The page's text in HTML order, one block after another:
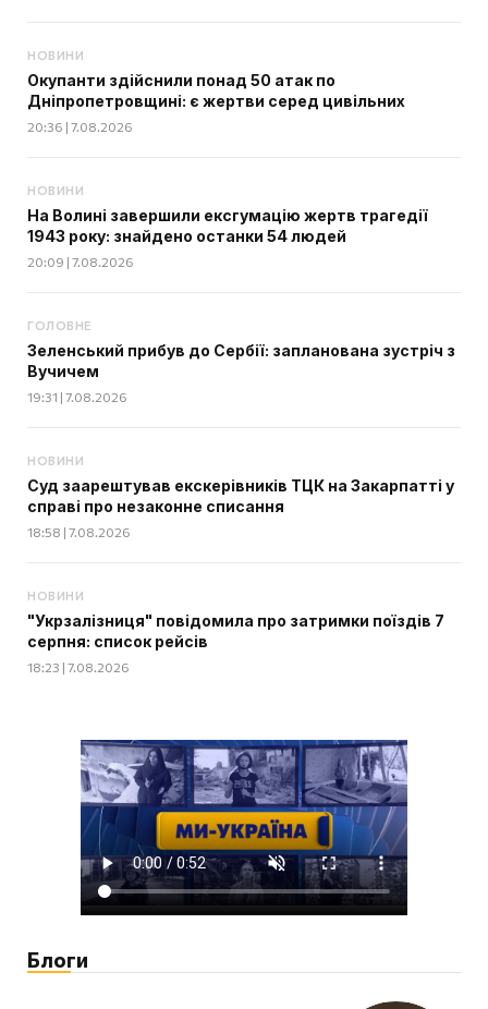
НОВИНИ
Окупанти здійснили понад 50 атак по
Дніпропетровщині: є жертви серед цивільних
20:36 | 7.08.2026
НОВИНИ
На Волині завершили ексгумацію жертв трагедії
1943 року: знайдено останки 54 людей
20:09 | 7.08.2026
ГОЛОВНЕ
Зеленський прибув до Сербії: запланована зустріч з
Вучичем
19:31 | 7.08.2026
НОВИНИ
Суд заарештував екскерівників ТЦК на Закарпатті у
справі про незаконне списання
18:58 | 7.08.2026
НОВИНИ
"Укрзалізниця" повідомила про затримки поїздів 7
серпня: список рейсів
18:23 | 7.08.2026
Блоги